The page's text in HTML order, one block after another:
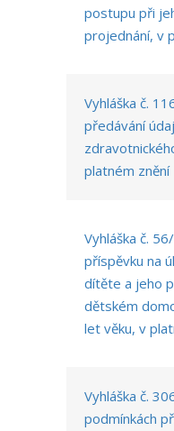
postupu při
projednání, v
Vyhláška č.
předávání
platném znění
Vyhláška č.
příspěvku na
dítěte a jeho
dětském
let věku, v
Vyhláška č.
podmínkách